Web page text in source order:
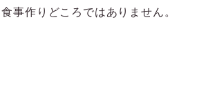
事作りどころではありません。